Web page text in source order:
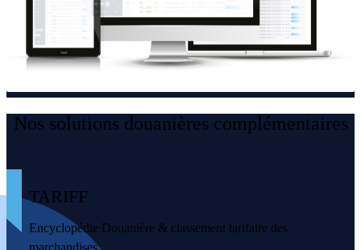
Nos solutions douanières complémentaires
TARIFF
Encyclopédie Douanière & classement tarifaire des
marchandises